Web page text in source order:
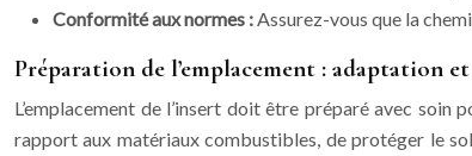
Conformité aux normes :Assurez-vous que la
Préparation de l’emplacement : adaptation
L’emplacement de l’insert doit être préparé avec
rapport aux matériaux combustibles, de protéger le